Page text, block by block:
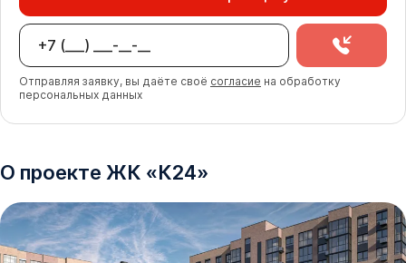
Отправляя заявку, вы даёте своё согласие на обработку
персональных данных
О проекте ЖК «К24»